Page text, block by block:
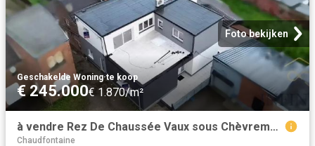
Foto bekijken
Geschakelde Woning·te koop
€ 245.000€ 1.870/m²
à vendre Rez De Chaussée Vaux sous Chèvremont Rue des Economes
Chaudfontaine